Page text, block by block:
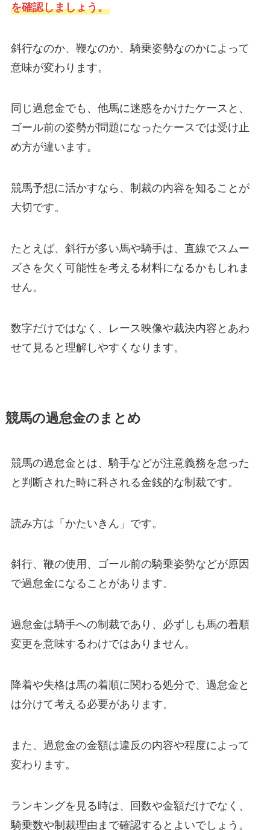
を確認しましょう。
斜行なのか、鞭なのか、騎乗姿勢なのかによって
意味が変わります。
同じ過怠金でも、他馬に迷惑をかけたケースと、
ゴール前の姿勢が問題になったケースでは受け止
め方が違います。
競馬予想に活かすなら、制裁の内容を知ることが
大切です。
たとえば、斜行が多い馬や騎手は、直線でスムー
ズさを欠く可能性を考える材料になるかもしれま
せん。
数字だけではなく、レース映像や裁決内容とあわ
せて見ると理解しやすくなります。
競馬の過怠金のまとめ
競馬の過怠金とは、騎手などが注意義務を怠った
と判断された時に科される金銭的な制裁です。
読み方は「かたいきん」です。
斜行、鞭の使用、ゴール前の騎乗姿勢などが原因
で過怠金になることがあります。
過怠金は騎手への制裁であり、必ずしも馬の着順
変更を意味するわけではありません。
降着や失格は馬の着順に関わる処分で、過怠金と
は分けて考える必要があります。
また、過怠金の金額は違反の内容や程度によって
変わります。
ランキングを見る時は、回数や金額だけでなく、
騎乗数や制裁理由まで確認するとよいでしょう。